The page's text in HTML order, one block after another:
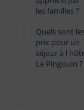
les familles ?
Quels sont
prix pour un
séjour à l
Le Pingouin ?